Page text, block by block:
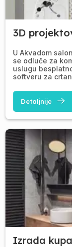
3D
U Akvadom
se odluče za
uslugu
softveru za
Detaljnije
Izrada